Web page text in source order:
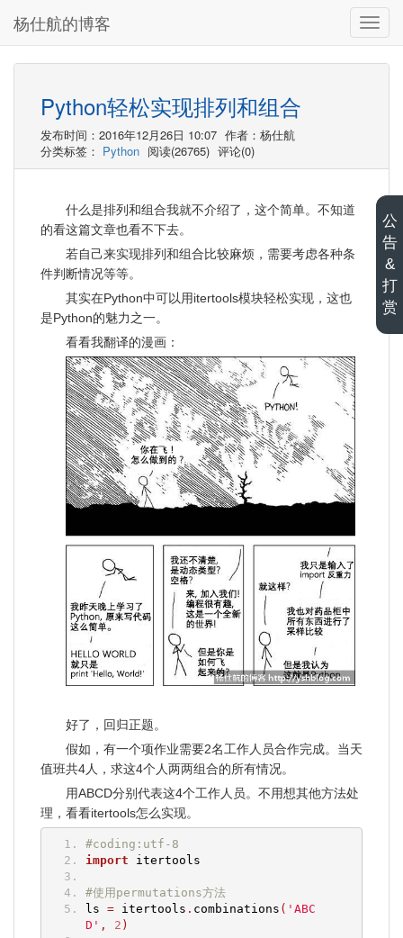
切
换
导
杨仕航的博客
Python轻松实现排列和组合
发布时间：2016年12月26日 10:07 作者：杨仕航
分类标签： Python 阅读(26765) 评论(0)
什么是排列和组合我就不介绍了，这个简单。不知道
的看这篇文章也看不下去。
若自己来实现排列和组合比较麻烦，需要考虑各种条
件判断情况等等。
其实在Python中可以用itertools模块轻松实现，这也
是Python的魅力之一。
看看我翻译的漫画：
好了，回归正题。
假如，有一个项作业需要2名工作人员合作完成。当天
值班共4人，求这4个人两两组合的所有情况。
用ABCD分别代表这4个工作人员。不用想其他方法处
理，看看itertools怎么实现。
#coding:utf-8
import itertools
#使用permutations方法
ls = itertools . combinations ( 'ABC
D' , 2 )
公
告
&
打
赏